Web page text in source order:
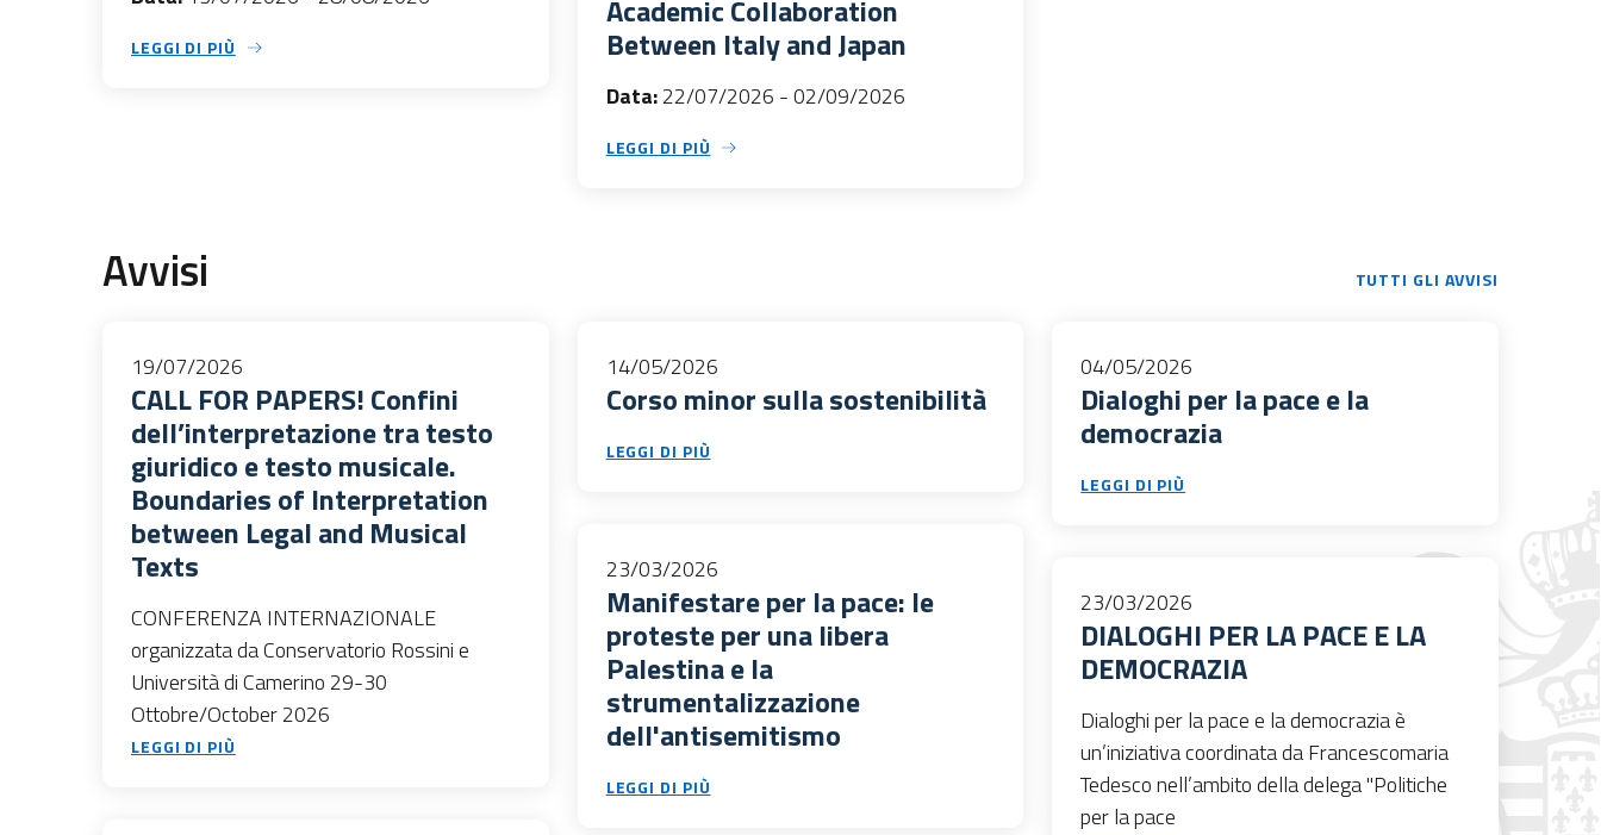
LEGGI DI PIÙ
Academic Collaboration
Between Italy and Japan
Data:22/07/2026 -02/09/2026
LEGGI DI PIÙ
Avvisi TUTTI GLI AVVISI
19/07/2026
CALL FOR PAPERS! Confini
dell’interpretazione tra testo
giuridico e testo musicale.
Boundaries of Interpretation
between Legal and Musical
Texts
CONFERENZA INTERNAZIONALE
organizzata da Conservatorio Rossini e
Università di Camerino 29-30
Ottobre/October 2026
LEGGI DI PIÙ
14/05/2026
Corso minor sulla sostenibilità
LEGGI DI PIÙ
04/05/2026
Dialoghi per la pace e la
democrazia
LEGGI DI PIÙ
23/03/2026
Manifestare per la pace: le
proteste per una libera
Palestina e la
strumentalizzazione
dell'antisemitismo
LEGGI DI PIÙ
23/03/2026
DIALOGHI PER LA PACE E LA
DEMOCRAZIA
Dialoghi per la pace e la democrazia è
un’iniziativa coordinata da Francescomaria
Tedesco nell’ambito della delega "Politiche
per la pace